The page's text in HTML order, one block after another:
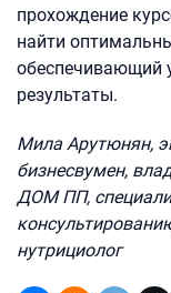
прохождение
найти
обеспечивающий
результаты.
Мила Арутюнян,
бизнесвумен,
ДОМ ПП,
нутрициолог